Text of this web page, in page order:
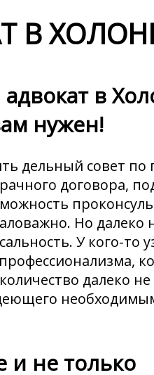
В
в
нужен!
дельный совет
договора,
Но далеко
У кого-то
далеко не
и не только